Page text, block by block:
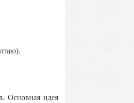
Основная идея